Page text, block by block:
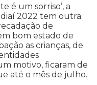
é um sorriso’, a
2022 tem outra
de
bom estado de
as crianças, de
motivo, ficaram de
até o mês de julho.